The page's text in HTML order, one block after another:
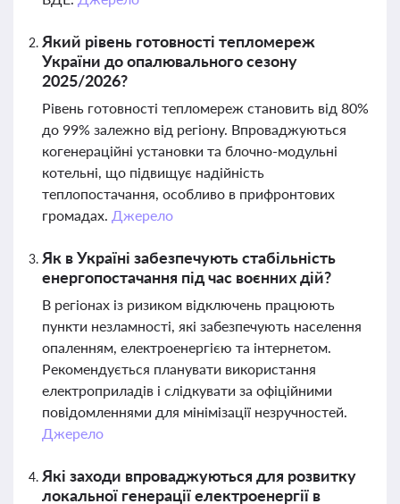
Який рівень готовності тепломереж
України до опалювального сезону
2025/2026?
Рівень готовності тепломереж становить від 80%
до 99% залежно від регіону. Впроваджуються
когенераційні установки та блочно-модульні
котельні, що підвищує надійність
теплопостачання, особливо в прифронтових
громадах. Джерело
Як в Україні забезпечують стабільність
енергопостачання під час воєнних дій?
В регіонах із ризиком відключень працюють
пункти незламності, які забезпечують населення
опаленням, електроенергією та інтернетом.
Рекомендується планувати використання
електроприладів і слідкувати за офіційними
повідомленнями для мінімізації незручностей.
Джерело
Які заходи впроваджуються для розвитку
локальної генерації електроенергії в